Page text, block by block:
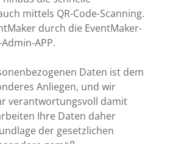
mittels QR-Code-Scanning.
durch die EventMaker-
APP.
Daten ist dem
Anliegen, und wir
verantwortungsvoll damit
Ihre Daten daher
der gesetzlichen